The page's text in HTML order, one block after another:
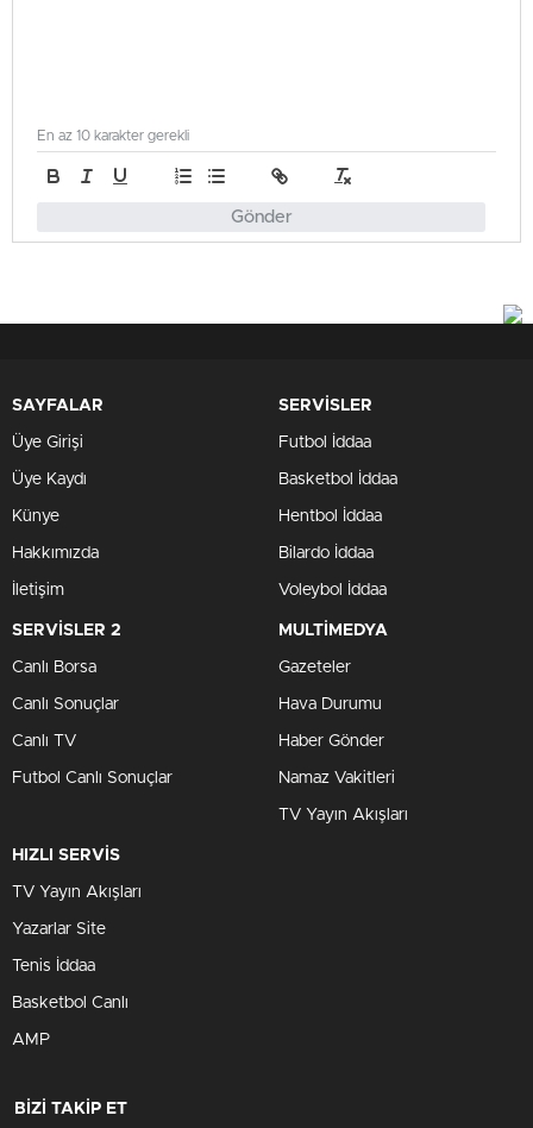
Gönder
En az 10 karakter gerekli
SAYFALAR
Üye Girişi
Üye Kaydı
Künye
Hakkımızda
İletişim
SERVİSLER
Futbol İddaa
Basketbol İddaa
Hentbol İddaa
Bilardo İddaa
Voleybol İddaa
SERVİSLER 2
Canlı Borsa
Canlı Sonuçlar
Canlı TV
Futbol Canlı Sonuçlar
MULTİMEDYA
Gazeteler
Hava Durumu
Haber Gönder
Namaz Vakitleri
TV Yayın Akışları
HIZLI SERVİS
TV Yayın Akışları
Yazarlar Site
Tenis İddaa
Basketbol Canlı
AMP
BİZİ TAKİP ET